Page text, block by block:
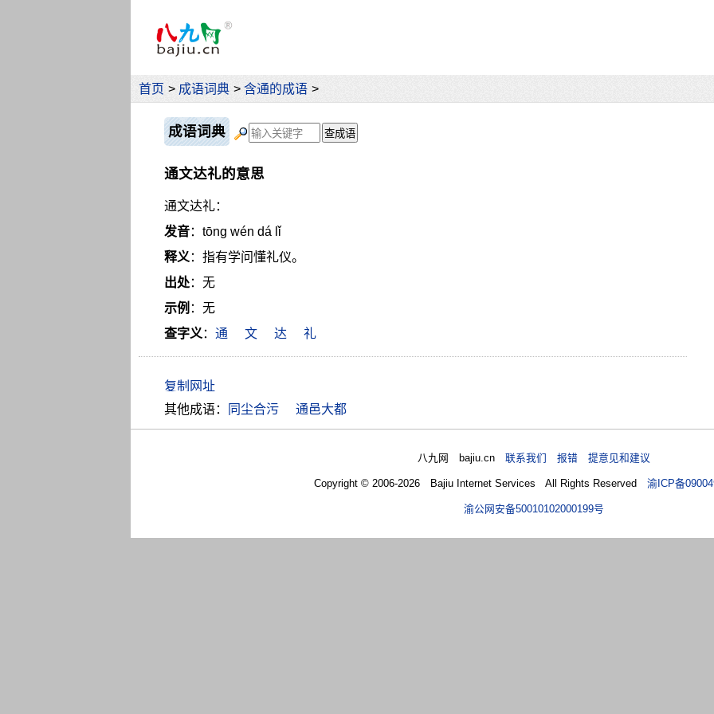
首页 > 成语词典 > 含通的成语 >
成语词典
通文达礼的意思
通文达礼：
发音：tōng wén dá lǐ
释义 ：指有学问懂礼仪。
出处：无
示例 ：无
查字义 ： 通 文 达 礼
其他成语： 同尘合污 通邑大都
八九网 bajiu.cn联系我们 报错 提意见和建议
Copyright © 2006-2026 Bajiu Internet Services All Rights Reserved 渝ICP备
渝公网安备50010102000199号